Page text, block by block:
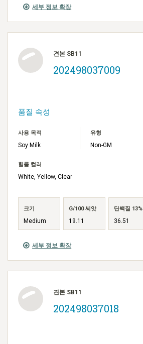
세부 정보 확장
세부 정보 확장
견본 SB11
202498037009
품질 속성
사용 목적
Soy Milk
유형
Non-GM
힐룸 컬러
White, Yellow, Clear
크기
Medium
G/100 씨앗
19.11
단백질 13%
36.51
견본 SB11
202498037018